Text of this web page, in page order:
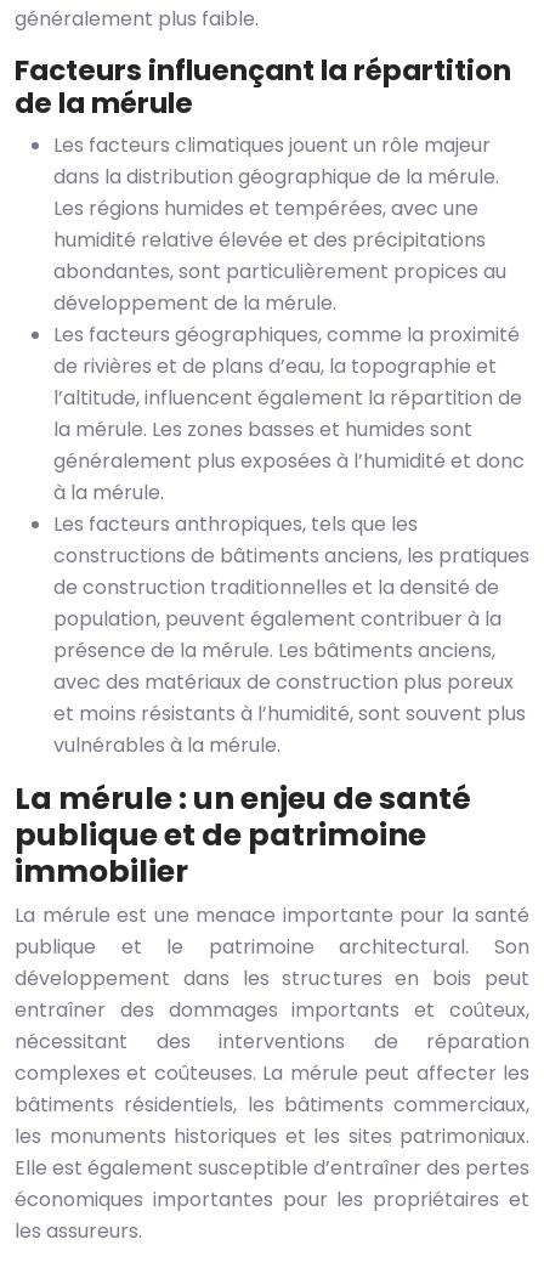
généralement plus faible.
Facteurs influençant la répartition
de la mérule
Les facteurs climatiques jouent un rôle majeur
dans la distribution géographique de la mérule.
Les régions humides et tempérées, avec une
humidité relative élevée et des précipitations
abondantes, sont particulièrement propices au
développement de la mérule.
Les facteurs géographiques, comme la proximité
de rivières et de plans d’eau, la topographie et
l’altitude, influencent également la répartition de
la mérule. Les zones basses et humides sont
généralement plus exposées à l’humidité et donc
à la mérule.
Les facteurs anthropiques, tels que les
constructions de bâtiments anciens, les pratiques
de construction traditionnelles et la densité de
population, peuvent également contribuer à la
présence de la mérule. Les bâtiments anciens,
avec des matériaux de construction plus poreux
et moins résistants à l’humidité, sont souvent plus
vulnérables à la mérule.
La mérule : un enjeu de santé
publique et de patrimoine
immobilier
La mérule est une menace importante pour la santé
publique et le patrimoine architectural. Son
développement dans les structures en bois peut
entraîner des dommages importants et coûteux,
nécessitant des interventions de réparation
complexes et coûteuses. La mérule peut affecter les
bâtiments résidentiels, les bâtiments commerciaux,
les monuments historiques et les sites patrimoniaux.
Elle est également susceptible d’entraîner des pertes
économiques importantes pour les propriétaires et
les assureurs.